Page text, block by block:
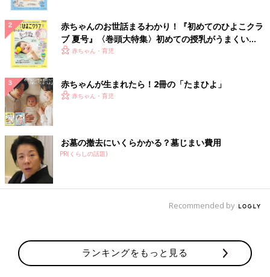
赤ちゃんのお世話まるわかり！『初めてのひよこクラ
ブ 夏号』〈巻頭大特集〉初めての授乳がうまくい
く！ おっぱい・ミルクの基本と夏のトラブル 解決テ
赤ちゃん・育児
赤ちゃんが生まれたら！2冊の「たまひよ」
赤ちゃん・育児
お墓の撤去にいくらかかる？墓じまい費用
PR(くらしの話題)
Recommended by
ランキングをもっと見る